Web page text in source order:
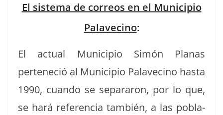
El sistema de correos en el Municipio
Palavecino:
El actu­al Munici­pio Simón Planas
perteneció al Munici­pio Palave­ci­no has­ta
1990, cuan­do se sep­a­raron, por lo que,
se hará ref­er­en­cia tam­bién, a las pobla­